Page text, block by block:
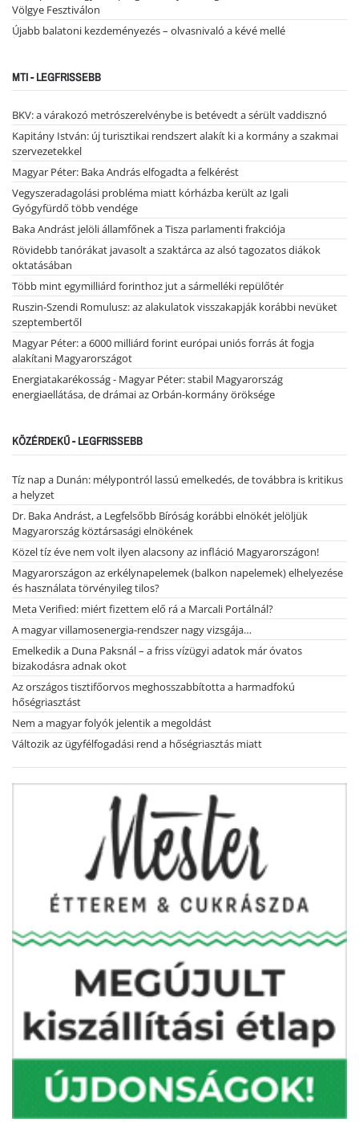
Völgye Fesztiválon
Újabb balatoni kezdeményezés – olvasnivaló a kévé mellé
MTI - LEGFRISSEBB
BKV: a várakozó metrószerelvénybe is betévedt a sérült vaddisznó
Kapitány István: új turisztikai rendszert alakít ki a kormány a szakmai
szervezetekkel
Magyar Péter: Baka András elfogadta a felkérést
Vegyszeradagolási probléma miatt kórházba került az Igali
Gyógyfürdő több vendége
Baka Andrást jelöli államfőnek a Tisza parlamenti frakciója
Rövidebb tanórákat javasolt a szaktárca az alsó tagozatos diákok
oktatásában
Több mint egymilliárd forinthoz jut a sármelléki repülőtér
Ruszin-Szendi Romulusz: az alakulatok visszakapják korábbi nevüket
szeptembertől
Magyar Péter: a 6000 milliárd forint európai uniós forrás át fogja
alakítani Magyarországot
Energiatakarékosság - Magyar Péter: stabil Magyarország
energiaellátása, de drámai az Orbán-kormány öröksége
KÖZÉRDEKŰ - LEGFRISSEBB
Tíz nap a Dunán: mélypontról lassú emelkedés, de továbbra is kritikus
a helyzet
Dr. Baka Andrást, a Legfelsőbb Bíróság korábbi elnökét jelöljük
Magyarország köztársasági elnökének
Közel tíz éve nem volt ilyen alacsony az infláció Magyarországon!
Magyarországon az erkélynapelemek (balkon napelemek) elhelyezése
és használata törvényileg tilos?
Meta Verified: miért fizettem elő rá a Marcali Portálnál?
A magyar villamosenergia-rendszer nagy vizsgája…
Emelkedik a Duna Paksnál – a friss vízügyi adatok már óvatos
bizakodásra adnak okot
Az országos tisztifőorvos meghosszabbította a harmadfokú
hőségriasztást
Nem a magyar folyók jelentik a megoldást
Változik az ügyfélfogadási rend a hőségriasztás miatt